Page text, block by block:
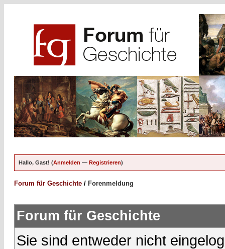
Hallo, Gast! (Anmelden — Registrieren)
Forum für Geschichte / Forenmeldung
Forum für Geschichte
Sie sind entweder nicht